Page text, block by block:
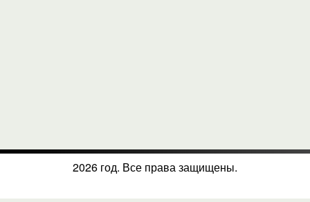
2026 год. Все права защищены.